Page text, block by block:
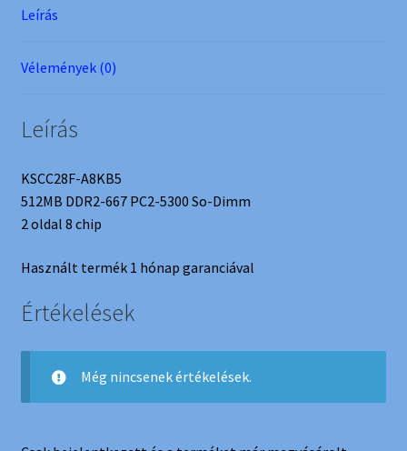
Leírás
Vélemények (0)
Leírás
KSCC28F-A8KB5
512MB DDR2-667 PC2-5300 So-Dimm
2 oldal 8 chip
Használt termék 1 hónap garanciával
Értékelések
Még nincsenek értékelések.